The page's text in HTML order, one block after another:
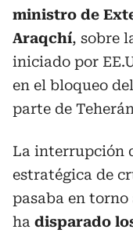
ministro de
Araqchí, sobre
iniciado por
en el bloqueo
parte de
La interrupción
estratégica de
pasaba en torno
ha disparado